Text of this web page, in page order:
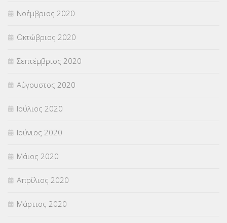
Νοέμβριος 2020
Οκτώβριος 2020
Σεπτέμβριος 2020
Αύγουστος 2020
Ιούλιος 2020
Ιούνιος 2020
Μάιος 2020
Απρίλιος 2020
Μάρτιος 2020